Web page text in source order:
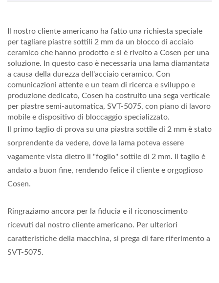
Il nostro cliente americano ha fatto una richiesta speciale
per tagliare piastre sottili 2 mm da un blocco di acciaio
ceramico che hanno prodotto e si è rivolto a Cosen per una
soluzione. In questo caso è necessaria una lama diamantata
a causa della durezza dell'acciaio ceramico. Con
comunicazioni attente e un team di ricerca e sviluppo e
produzione dedicato, Cosen ha costruito una sega verticale
per piastre semi-automatica, SVT-5075, con piano di lavoro
mobile e dispositivo di bloccaggio specializzato.
Il primo taglio di prova su una piastra sottile di 2 mm è stato
sorprendente da vedere, dove la lama poteva essere
vagamente vista dietro il "foglio" sottile di 2 mm. Il taglio è
andato a buon fine, rendendo felice il cliente e orgoglioso
Cosen.
Ringraziamo ancora per la fiducia e il riconoscimento
ricevuti dal nostro cliente americano. Per ulteriori
caratteristiche della macchina, si prega di fare riferimento a
SVT-5075.